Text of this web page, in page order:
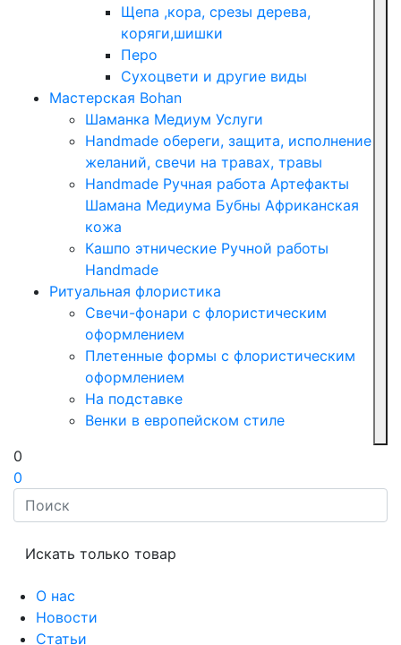
Щепа ,кора, срезы дерева,
коряги,шишки
Перо
Сухоцвети и другие виды
Мастерская Bohan
Шаманка Медиум Услуги
Handmade обереги, защита, исполнение
желаний, свечи на травах, травы
Handmade Ручная работа Артефакты
Шамана Медиума Бубны Африканская
кожа
Кашпо этнические Ручной работы
Handmade
Ритуальная флористика
Свечи-фонари с флористическим
оформлением
Плетенные формы с флористическим
оформлением
На подставке
Венки в европейском стиле
0
0
Искать только товар
О нас
Новости
Статьи